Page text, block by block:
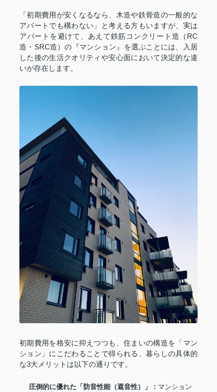
「初期費用が安くなるなら、木造や鉄骨造の一般的な
アパートでも構わない」と考える方もいますが、実は
アパートを避けて、あえて鉄筋コンクリート造（RC
造・SRC造）の『マンション』を選ぶことには、入居
した後の生活クオリティや安心面において決定的な違
いが存在します。
初期費用を格安に抑えつつも、住まいの構造を「マン
ション」にこだわることで得られる、暮らしの具体的
な3大メリットは以下の通りです。
圧倒的に優れた「防音性能（遮音性）」： マンション